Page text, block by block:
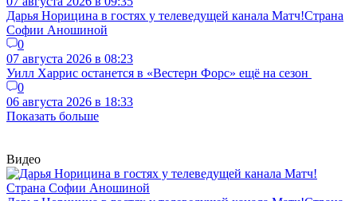
Дарья Норицина в гостях у телеведущей канала Матч!Страна
Софии Аношиной
0
07 августа 2026 в 08:23
Уилл Харрис останется в «Вестерн Форс» ещё на сезон
0
06 августа 2026 в 18:33
Показать больше
Видео